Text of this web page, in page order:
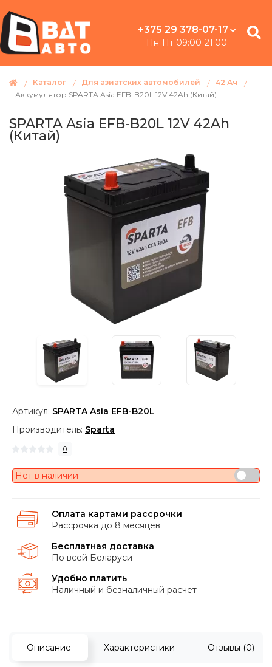
+375 29 378-07-17
Пн-Пт 09:00-21:00
Каталог Для азиатских автомобилей
42 Ач
Аккумулятор SPARTA Asia EFB-B20L 12V 42Ah (Китай)
SPARTA Asia EFB-B20L 12V 42Ah
(Китай)
Артикул: SPARTA Asia EFB-B20L
Производитель: Sparta
0
Нет в наличии
Оплата картами рассрочки
Рассрочка до 8 месяцев
Бесплатная доставка
По всей Беларуси
Удобно платить
Наличный и безналичный расчет
Описание Характеристики Отзывы (0)